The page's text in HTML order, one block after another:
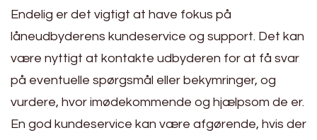
Endelig er det vigtigt at have fokus på
låneudbyderens kundeservice og support. Det kan
være nyttigt at kontakte udbyderen for at få svar
på eventuelle spørgsmål eller bekymringer, og
vurdere, hvor imødekommende og hjælpsom de er.
En god kundeservice kan være afgørende, hvis der